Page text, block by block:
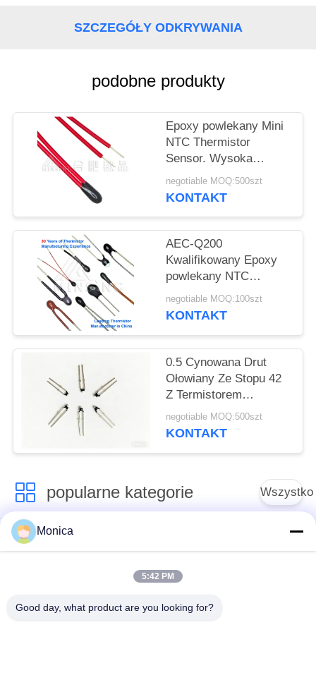
WYCENĘ
SITEMAP
PRIVACY
POLICY
SZCZEGÓŁY ODKRYWANIA
podobne produkty
Epoxy powlekany Mini
NTC Thermistor
Sensor. Wysoka
precyzja dla czujników
temperatury, kontroli i
negotiable MOQ:500szt
KONTAKT
AEC-Q200
Kwalifikowany Epoxy
powlekany NTC
Termistor 3,0 mm
Maksymalna średnica
negotiable MOQ:100szt
KONTAKT
0.5 Cynowana Drut
Ołowiany Ze Stopu 42
Z Termistorem
Epoksydowym
negotiable MOQ:500szt
KONTAKT
popularne kategorie Wszystko
Precyzyjny termistor
NTC
epoksydowy
enkapsulowany
Czujnik temperatury
Monica
5:42 PM
Good day, what product are you looking for?